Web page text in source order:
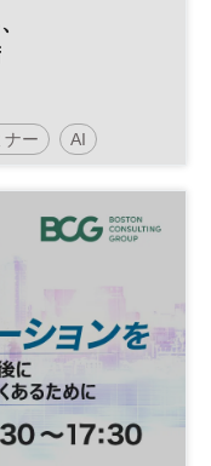
ナー AI
キャリア